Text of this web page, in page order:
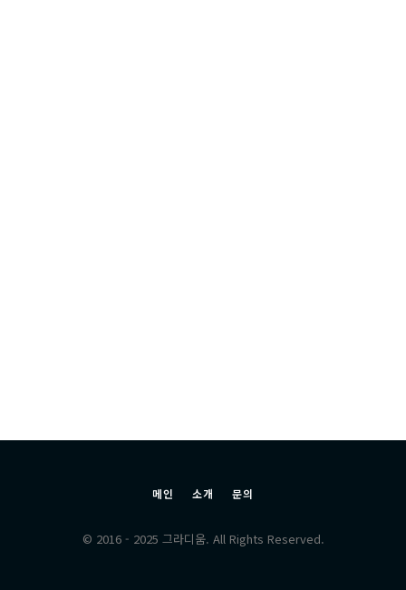
메인 소개 문의
© 2016 - 2025 그라디움. All Rights Reserved.